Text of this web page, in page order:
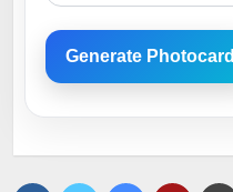
Generate Photocard